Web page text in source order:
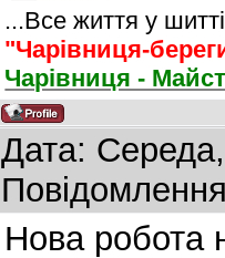
...Все життя у
"Чарівниця-
Чарівниця -
Дата:
Нова робота